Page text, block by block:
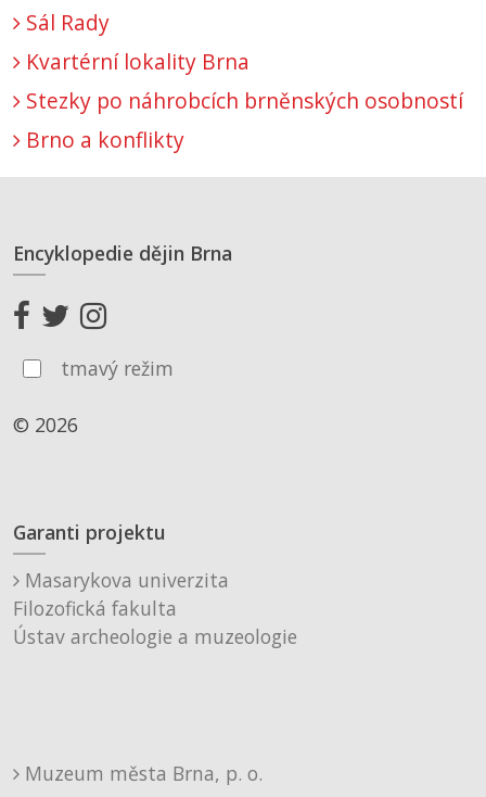
Sál Rady
Kvartérní lokality Brna
Stezky po náhrobcích brněnských osobností
Brno a konflikty
Encyklopedie dějin Brna
tmavý režim
© 2026
Garanti projektu
Masarykova univerzita
Filozofická fakulta
Ústav archeologie a muzeologie
Muzeum města Brna, p. o.